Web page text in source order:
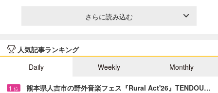
さらに読み込む
人気記事ランキング
Daily
Weekly Monthly
1 位 熊本県人吉市の野外音楽フェス『Rural Act'26』TENDOU…